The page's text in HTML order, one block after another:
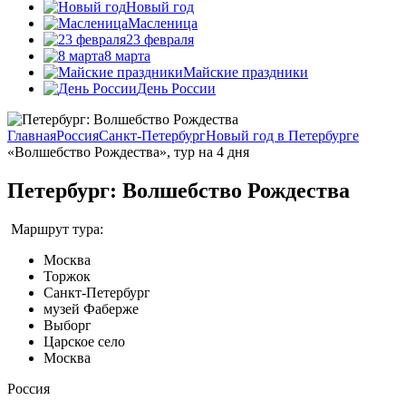
Новый год
Масленица
23 февраля
8 марта
Майские праздники
День России
ГлавнаяРоссияСанкт-ПетербургНовый год в Петербурге
«Волшебство Рождества», тур на 4 дня
Петербург: Волшебство Рождества
Маршрут тура:
Москва
Торжок
Санкт-Петербург
музей Фаберже
Выборг
Царское село
Москва
Россия